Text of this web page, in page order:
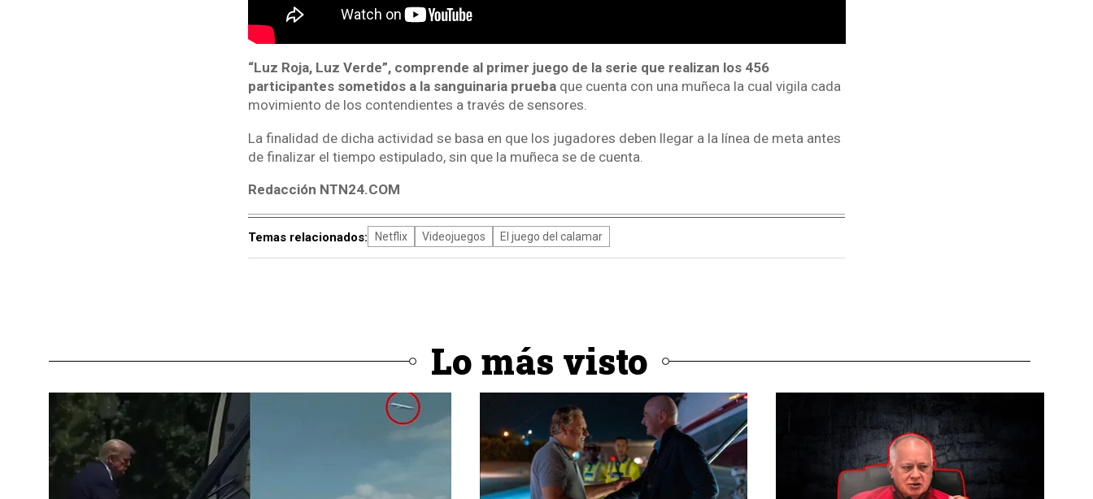
“Luz Roja, Luz Verde”, comprende al primer juego de la serie que realizan los 456
participantes sometidos a la sanguinaria prueba que cuenta con una muñeca la cual vigila cada
movimiento de los contendientes a través de sensores.
La finalidad de dicha actividad se basa en que los jugadores deben llegar a la línea de meta antes
de finalizar el tiempo estipulado, sin que la muñeca se de cuenta.
Redacción NTN24.COM
Temas relacionados: Netflix Videojuegos El juego del calamar
Lo más visto